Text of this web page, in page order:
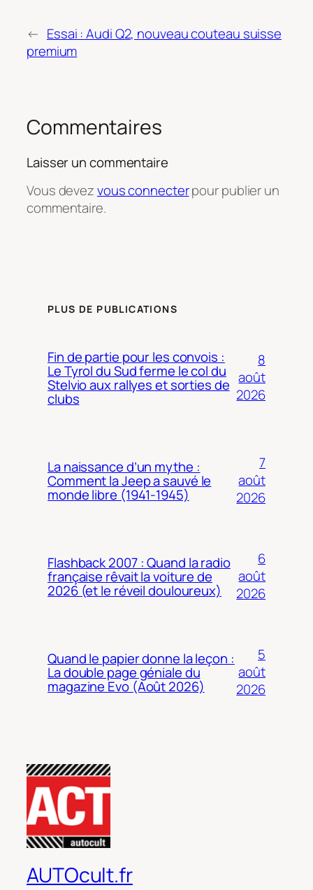
← Essai : Audi Q2, nouveau couteau suisse
premium
Commentaires
Laisser un commentaire
Vous devezvous connecterpour publier un
commentaire.
PLUS DE PUBLICATIONS
Fin de partie pour les convois :
Le Tyrol du Sud ferme le col du
Stelvio aux rallyes et sorties de
clubs
8
août
2026
La naissance d’un mythe :
Comment la Jeep a sauvé le
monde libre (1941-1945)
7
août
2026
Flashback 2007 : Quand la radio
française rêvait la voiture de
2026 (et le réveil douloureux)
6
août
2026
Quand le papier donne la leçon :
La double page géniale du
magazine Evo (Août 2026)
5
août
2026
AUTOcult.fr